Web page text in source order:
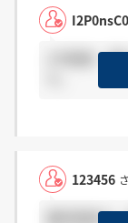
I2P0nsC0
2次面接 落
123456
最終面接で